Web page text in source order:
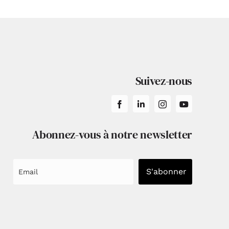
Suivez-nous
Abonnez-vous à notre newsletter
S'abonner